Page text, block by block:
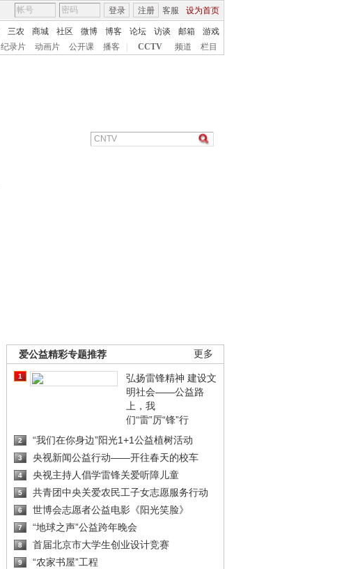
客服 设为首页
登录 注册
三农 商城 社区 微博 博客 论坛 访谈 邮箱
游戏
纪录片 动画片 公开课 播客 CCTV 频道 栏目
更多
爱公益精彩专题推荐
1
弘扬雷锋精神 建设文
明社会——公益路
上，我
们“雷”厉“锋”行
2 “我们在你身边”阳光1+1公益植树活动
3 央视新闻公益行动——开往春天的校车
4 央视主持人倡学雷锋关爱听障儿童
5 共青团中央关爱农民工子女志愿服务行动
6 世博会志愿者公益电影《阳光笑脸》
7 “地球之声”公益跨年晚会
8 首届北京市大学生创业设计竞赛
9 “农家书屋”工程